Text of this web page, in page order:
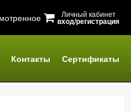
Личный кабинет
вход/регистрация
Контакты Сертификаты